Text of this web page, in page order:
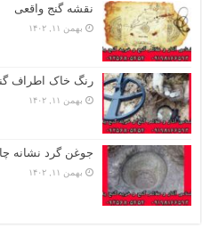
نقشه گنج واقعی
بهمن ۱۱, ۱۴۰۲
رنگ خاک اطراف
بهمن ۱۱, ۱۴۰۲
جوغن گرد نشانه
بهمن ۱۱, ۱۴۰۲